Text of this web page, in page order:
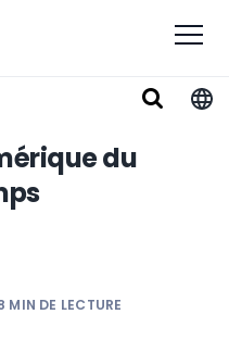
du
MIN DE LECTURE